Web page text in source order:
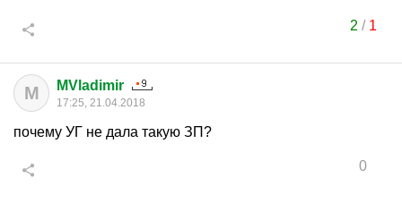
2 / 1
M MVladimir
17:25, 21.04.2018
почему УГ не дала такую ЗП?
0